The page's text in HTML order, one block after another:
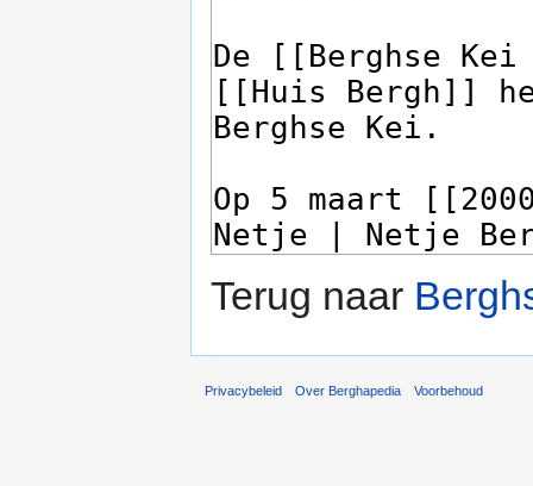
Terug naar
Privacybeleid Over Berghapedia Voorbehoud